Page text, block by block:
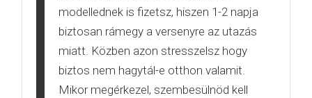
modellednek is fizetsz, hiszen 1-2 napja
biztosan rámegy a versenyre az utazás
miatt. Közben azon stresszelsz hogy
biztos nem hagytál-e otthon valamit.
Mikor megérkezel, szembesülnöd kell